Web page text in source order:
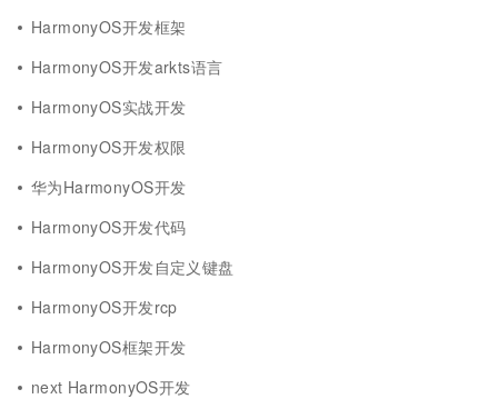
HarmonyOS开发框架
HarmonyOS开发arkts语言
HarmonyOS实战开发
HarmonyOS开发权限
华为HarmonyOS开发
HarmonyOS开发代码
HarmonyOS开发自定义键盘
HarmonyOS开发rcp
HarmonyOS框架开发
next HarmonyOS开发